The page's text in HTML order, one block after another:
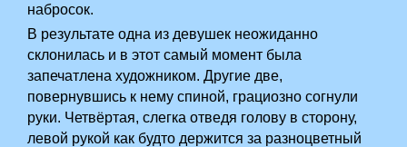
набросок.
В результате одна из девушек неожиданно
склонилась и в этот самый момент была
запечатлена художником. Другие две,
повернувшись к нему спиной, грациозно согнули
руки. Четвёртая, слегка отведя голову в сторону,
левой рукой как будто держится за разноцветный